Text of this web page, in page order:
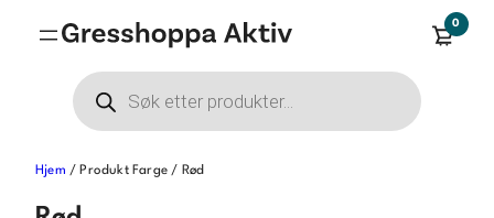
0
Products
search
Hjem / Produkt Farge / Rød